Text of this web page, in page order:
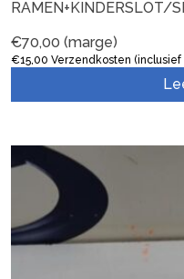
RAMEN+KINDERSLOT/
€70,00 (marge)
€15,00 Verzendkosten (inclusief